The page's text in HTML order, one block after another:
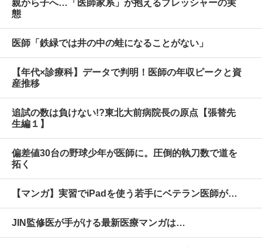
親から子へ…「医師家系」が抱えるプレッシャーの実
態
医師「鉄緑では井の中の蛙になることがない」
【年代×診療科】データで判明！医師の年収ピークと資
産推移
追試の数は負けない!?東北大前病院長の原点【張替先
生編１】
偏差値30台の野球少年が医師に。圧倒的執刀数で道を
拓く
【マンガ】実習でiPadを使う若手にベテラン医師が…
JIN監修医が手がける最新医療マンガは…